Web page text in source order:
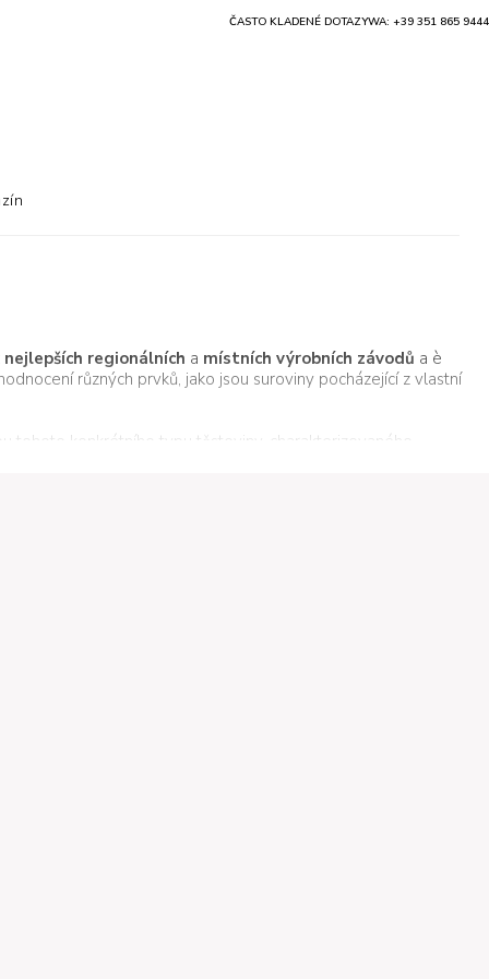
nejlepších regionálních a místních výrobních závodů a è
různých prvků, jako jsou suroviny pocházející z vlastní
tohoto konkrétního typu těstoviny, charakterizovaného
ČASTO KLADENÉ DOTAZYWA: +39 351 865 9444